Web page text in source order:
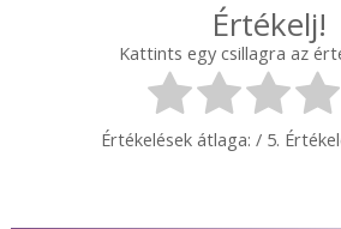
Értékelj!
Kattints egy csillagra az
Értékelések átlaga:/ 5.